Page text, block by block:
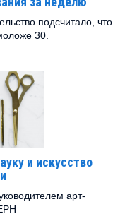
подсчитало, что
30.
и искусство
арт-